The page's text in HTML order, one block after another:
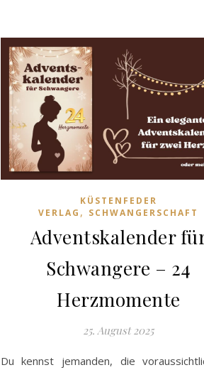
KÜSTENFEDER
VERLAG , SCHWANGERSCHAFT
Adventskalender
Schwangere – 24
Herzmomente
25. August 2025
Du kennst jemanden, die